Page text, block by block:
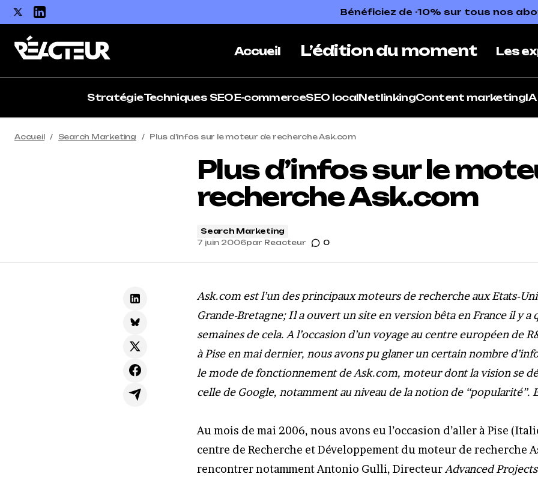
Bénéficiez de -10% sur tous nos
Accueil L’édition du moment Les
StratégieTechniques SEOE-commerceSEO localNetlinkingContent marketingIA
Accueil Search Marketing Plus d’infos sur le moteur de recherche Ask.com
Plus d’infos sur le
recherche Ask.com
Search Marketing
7 juin 2006par Reacteur 0
Ask.com est l’un des principaux moteurs de recherche aux Etats-
Grande-Bretagne; Il a ouvert un site en version bêta en France il y a
semaines de cela. A l’occasion d’un voyage au centre européen de
à Pise en mai dernier, nous avons pu glaner un certain nombre
le mode de fonctionnement de Ask.com, moteur dont la vision se
celle de Google, notamment au niveau de la notion de “popularité”.
Au mois de mai 2006, nous avons eu l’occasion d’aller à Pise
centre de Recherche et Développement du moteur de recherche
rencontrer notamment Antonio Gulli, Directeur Advanced Projects